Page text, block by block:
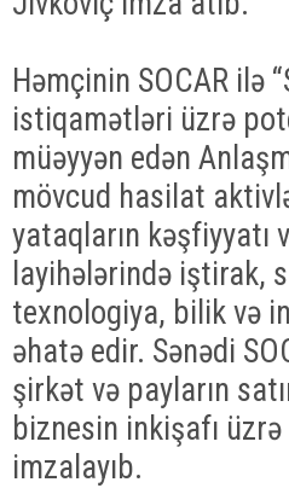
Həmçinin SOCAR ilə
istiqamətləri üzrə
müəyyən edən
mövcud hasilat
yataqların kəşfiyyatı
layihələrində iştirak,
texnologiya, bilik və
əhatə edir. Sənədi
şirkət və payların
biznesin inkişafı
imzalayıb.